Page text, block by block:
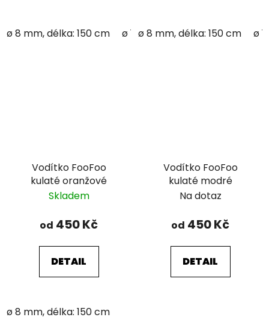
ø 8 mm, délka: 150 cm ø 12 mm; délka: 150 cm
ø 8 mm, délka: 150 cm ø
Vodítko FooFoo
kulaté oranžové
Skladem
od 450 Kč
DETAIL
ø 8 mm, délka: 150 cm
Vodítko FooFoo
kulaté modré
Na dotaz
od 450 Kč
DETAIL